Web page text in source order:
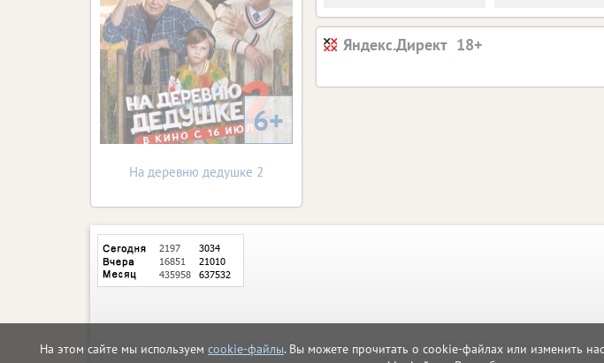
На этом сайте мы используем cookie-файлы. Вы можете прочитать о cookie-файлах или изменить
Яндекс.Директ
6+
На деревню дедушке 2